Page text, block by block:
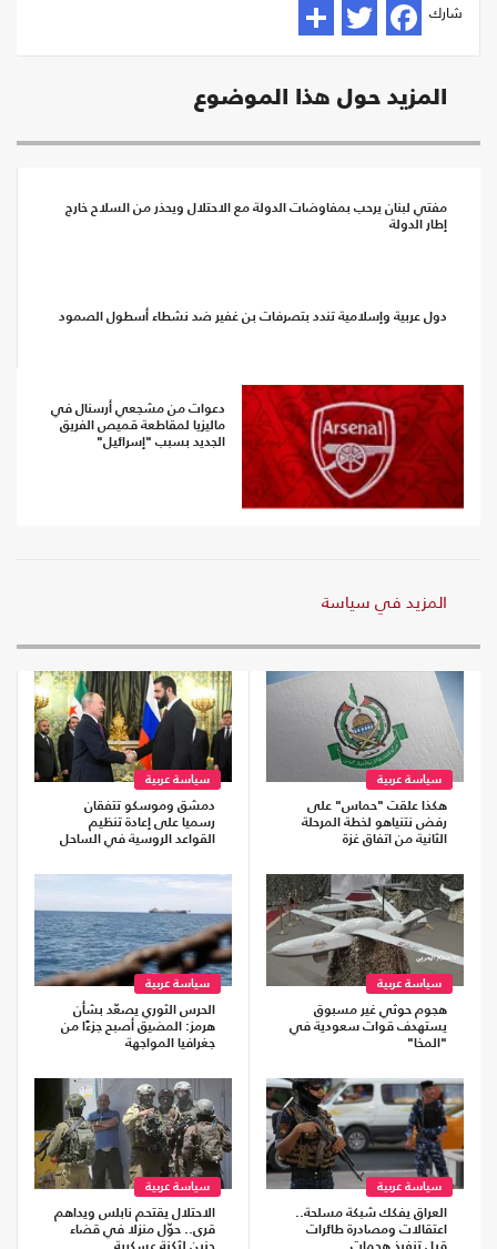
شارك
المزيد حول هذا الموضوع
مفتي لبنان يرحب بمفاوضات الدولة مع الاحتلال ويحذر من السلاح خارج
إطار الدولة
دول عربية وإسلامية تندد بتصرفات بن غفير ضد نشطاء أسطول الصمود
دعوات من مشجعي أرسنال في
ماليزيا لمقاطعة قميص الفريق
الجديد بسبب "إسرائيل"
المزيد في سياسة
سياسة عربية
هكذا علقت "حماس" على
رفض نتنياهو لخطة المرحلة
الثانية من اتفاق غزة
سياسة عربية
دمشق وموسكو تتفقان
رسميا على إعادة تنظيم
القواعد الروسية في الساحل
سياسة عربية
هجوم حوثي غير مسبوق
يستهدف قوات سعودية في
"المخا"
سياسة عربية
الحرس الثوري يصعّد بشأن
هرمز: المضيق أصبح جزءًا من
جغرافيا المواجهة
سياسة عربية
العراق يفكك شبكة مسلحة..
اعتقالات ومصادرة طائرات
سياسة عربية
الاحتلال يقتحم نابلس ويداهم
قرى.. حوّل منزلا في قضاء